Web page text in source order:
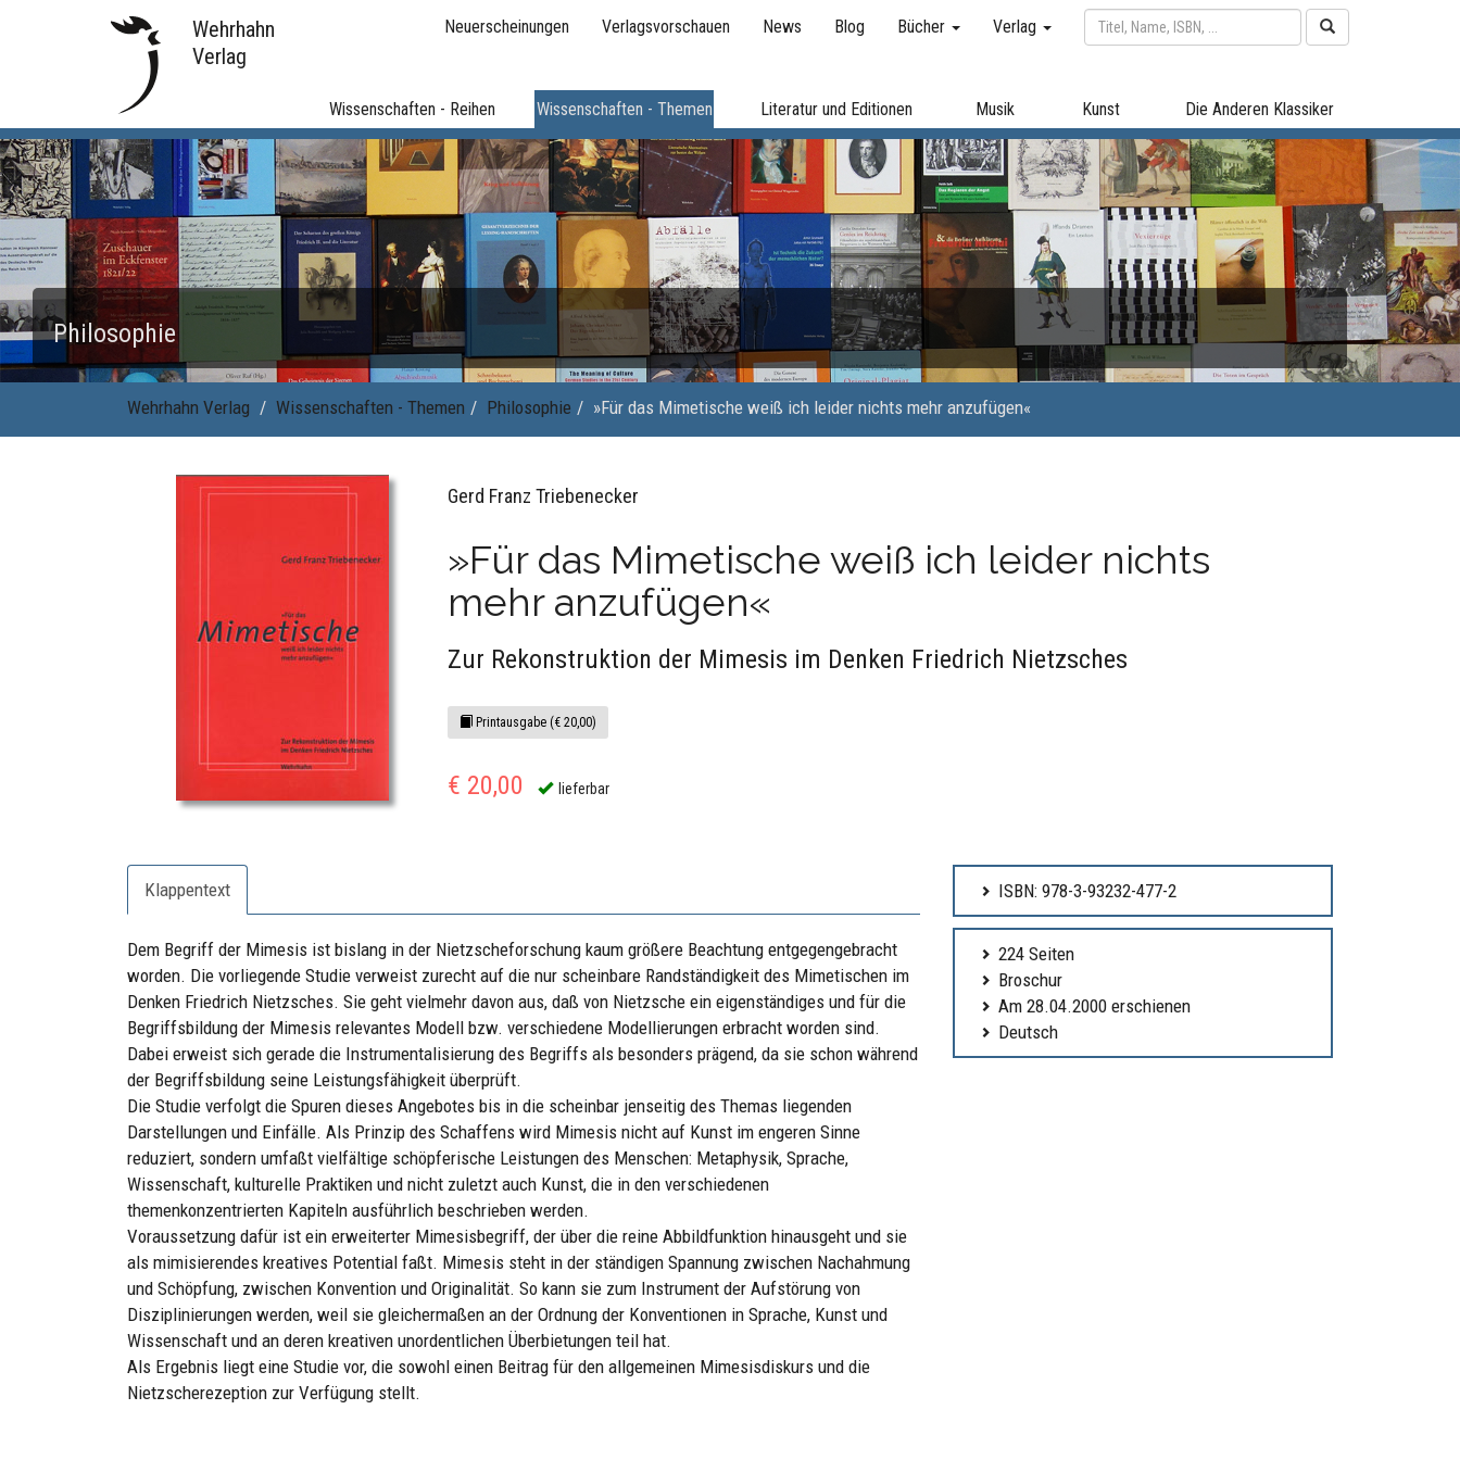
Wehrhahn
Verlag
Neuerscheinungen Verlagsvorschauen News Blog Bücher Verlag
Wissenschaften - Reihen Wissenschaften - Themen Literatur und Editionen Musik Kunst Die Anderen Klassiker
Philosophie
Wehrhahn Verlag Wissenschaften - Themen Philosophie »Für das Mimetische weiß ich leider nichts mehr anzufügen«
Gerd Franz Triebenecker
»Für das Mimetische weiß ich leider nichts
mehr anzufügen«
Zur Rekonstruktion der Mimesis im Denken Friedrich Nietzsches
Printausgabe (€ 20,00)
€ 20,00 lieferbar
Klappentext
Dem Begriff der Mimesis ist bislang in der Nietzscheforschung kaum größere Beachtung entgegengebracht
worden. Die vorliegende Studie verweist zurecht auf die nur scheinbare Randständigkeit des Mimetischen im
Denken Friedrich Nietzsches. Sie geht vielmehr davon aus, daß von Nietzsche ein eigenständiges und für die
Begriffsbildung der Mimesis relevantes Modell bzw. verschiedene Modellierungen erbracht worden sind.
Dabei erweist sich gerade die Instrumentalisierung des Begriffs als besonders prägend, da sie schon während
der Begriffsbildung seine Leistungsfähigkeit überprüft.
Die Studie verfolgt die Spuren dieses Angebotes bis in die scheinbar jenseitig des Themas liegenden
Darstellungen und Einfälle. Als Prinzip des Schaffens wird Mimesis nicht auf Kunst im engeren Sinne
reduziert, sondern umfaßt vielfältige schöpferische Leistungen des Menschen: Metaphysik, Sprache,
Wissenschaft, kulturelle Praktiken und nicht zuletzt auch Kunst, die in den verschiedenen
themenkonzentrierten Kapiteln ausführlich beschrieben werden.
Voraussetzung dafür ist ein erweiterter Mimesisbegriff, der über die reine Abbildfunktion hinausgeht und sie
als mimisierendes kreatives Potential faßt. Mimesis steht in der ständigen Spannung zwischen Nachahmung
und Schöpfung, zwischen Konvention und Originalität. So kann sie zum Instrument der Aufstörung von
Disziplinierungen werden, weil sie gleichermaßen an der Ordnung der Konventionen in Sprache, Kunst und
Wissenschaft und an deren kreativen unordentlichen Überbietungen teil hat.
Als Ergebnis liegt eine Studie vor, die sowohl einen Beitrag für den allgemeinen Mimesisdiskurs und die
Nietzscherezeption zur Verfügung stellt.
ISBN: 978-3-93232-477-2
224 Seiten
Broschur
Am 28.04.2000 erschienen
Deutsch